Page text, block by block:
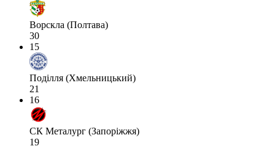
Ворскла (Полтава)
30
15
Поділля (Хмельницький)
21
16
СК Металург (Запоріжжя)
19